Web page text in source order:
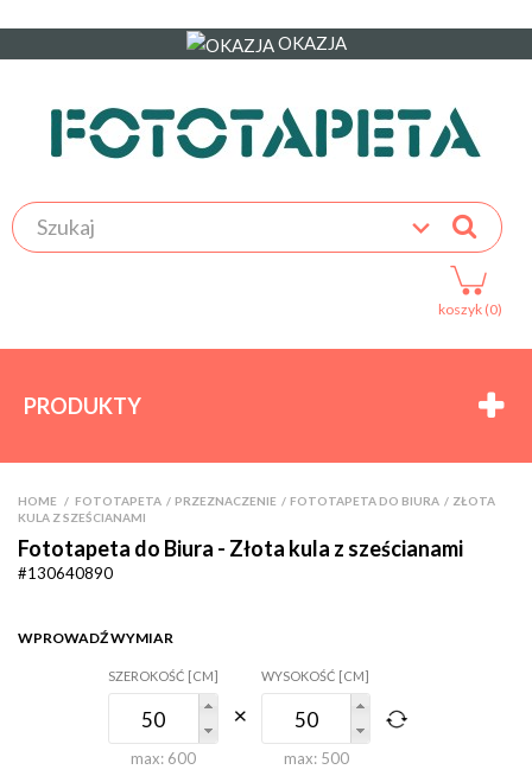
OKAZJA
koszyk (0)
PRODUKTY
HOME FOTOTAPETA >PRZEZNACZENIE >FOTOTAPETA DO BIURA >ZŁOTA
KULA Z SZEŚCIANAMI
Fototapeta do Biura - Złota kula z sześcianami
#130640890
WPROWADŹ WYMIAR
SZEROKOŚĆ [CM]
max: 600
WYSOKOŚĆ [CM]
max: 500